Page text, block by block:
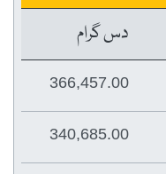
دس گرام
366,457.00
340,685.00